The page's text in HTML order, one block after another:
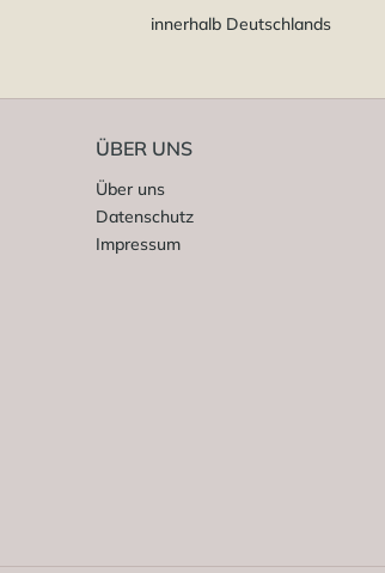
innerhalb Deutschlands
ÜBER UNS
Über uns
Datenschutz
Impressum